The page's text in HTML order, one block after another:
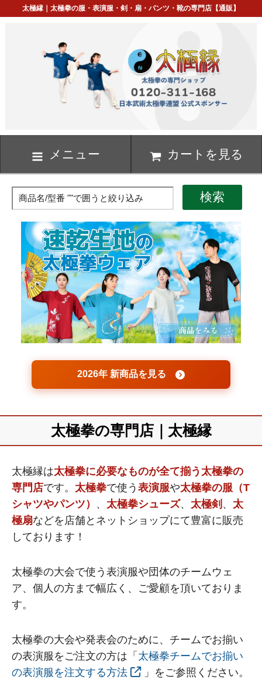
太極縁｜太極拳の服・表演服・剣・扇・パンツ・靴の専門店【通販】
メニュー カートを見る
検索
2026年 新商品を見る
太極拳の専門店｜太極縁
太極縁は太極拳に必要なものが全て揃う太極拳の
専門店です。 太極拳で使う 表演服や太極拳の服（T
シャツやパンツ） 、 太極拳シューズ、 太極剣 、 太
極扇などを店舗とネットショップにて豊富に販売
しております！
太極拳の大会で使う表演服や団体のチームウェ
ア、個人の方まで幅広く、ご愛顧を頂いておりま
す。
太極拳の大会や発表会のために、チームでお揃い
の表演服をご注文の方は「 太極拳チームでお揃い
の表演服を注文する方法
」をご参照ください。